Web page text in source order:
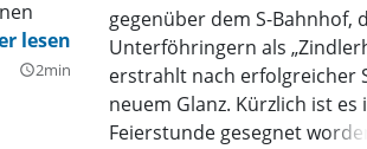
query_builder2min
gegenüber dem S-Bahnhof,
Unterföhringern als
erstrahlt nach erfolgreicher
neuem Glanz. Kürzlich ist es
Feierstunde gesegnet worden.